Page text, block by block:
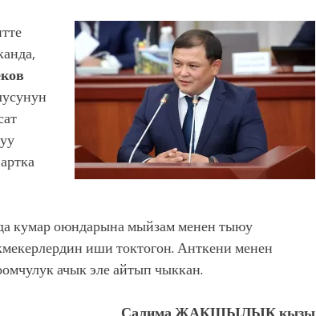
кумар оюндарына мыйзам менен тыюу
иши токтогон. Анткени менен
ачык эле айтып чыккан.